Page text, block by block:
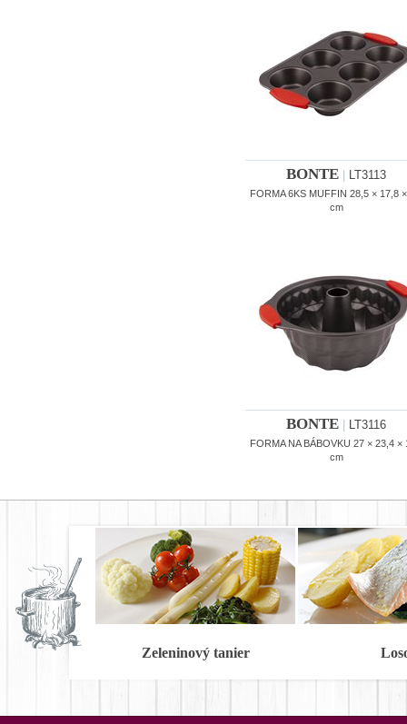
BONTE LT3113
FORMA 6KS MUFFIN 28,5 × 17,8
cm
BONTE LT3116
FORMA NA BÁBOVKU 27 × 23,4 ×
cm
Zeleninový tanier